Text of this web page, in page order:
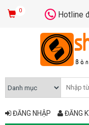
0 Hotline
ĐĂNG NHẬP ĐĂNG